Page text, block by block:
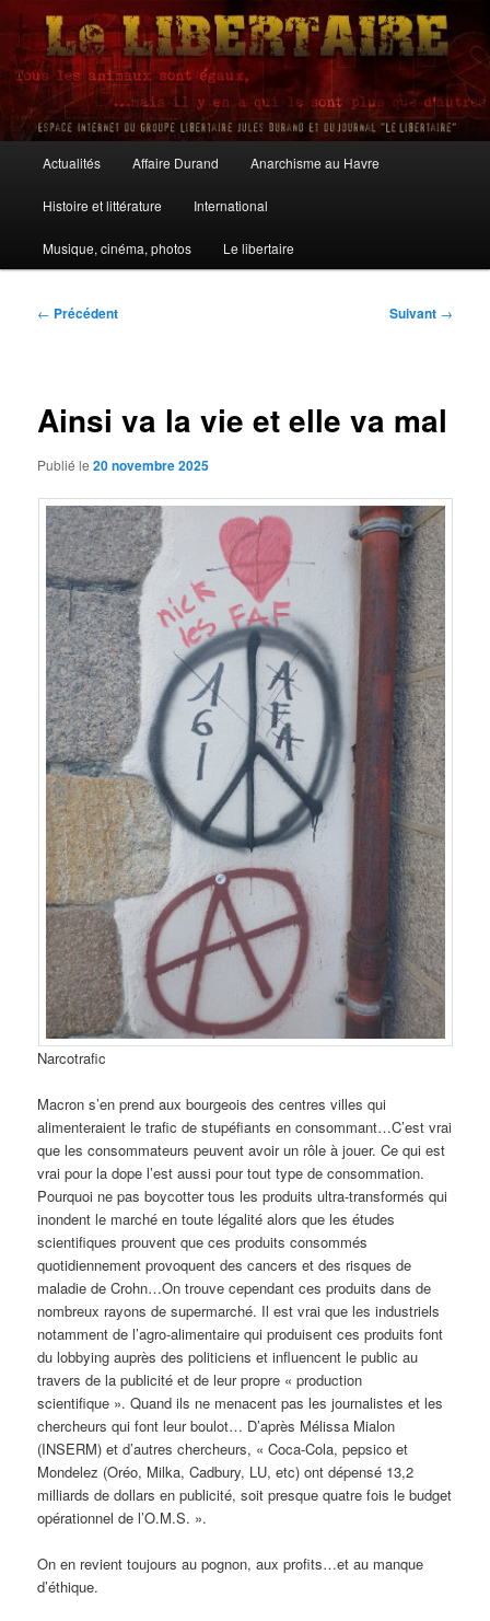
Aller
contenu
principalLe Libertaire
principal
Actualités Affaire Durand Anarchisme au Havre
Histoire et littérature International
Musique, cinéma, photos Le libertaire
Navigation
← Précédent Suivant →
Ainsi va la vie et elle va mal
Publié le20 novembre 2025
Narcotrafic
Macron s’en prend aux bourgeois des centres villes qui
alimenteraient le trafic de stupéfiants en consommant…C’est vrai
que les consommateurs peuvent avoir un rôle à jouer. Ce qui est
vrai pour la dope l’est aussi pour tout type de consommation.
Pourquoi ne pas boycotter tous les produits ultra-transformés qui
inondent le marché en toute légalité alors que les études
scientifiques prouvent que ces produits consommés
quotidiennement provoquent des cancers et des risques de
maladie de Crohn…On trouve cependant ces produits dans de
nombreux rayons de supermarché. Il est vrai que les industriels
notamment de l’agro-alimentaire qui produisent ces produits font
du lobbying auprès des politiciens et influencent le public au
travers de la publicité et de leur propre « production
scientifique ». Quand ils ne menacent pas les journalistes et les
chercheurs qui font leur boulot… D’après Mélissa Mialon
(INSERM) et d’autres chercheurs, « Coca-Cola, pepsico et
Mondelez (Oréo, Milka, Cadbury, LU, etc) ont dépensé 13,2
milliards de dollars en publicité, soit presque quatre fois le budget
opérationnel de l’O.M.S. ».
On en revient toujours au pognon, aux profits…et au manque
d’éthique.